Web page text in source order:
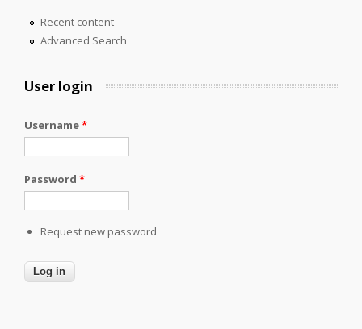
Recent content
Advanced Search
User login
Username*
Password *
Request new password